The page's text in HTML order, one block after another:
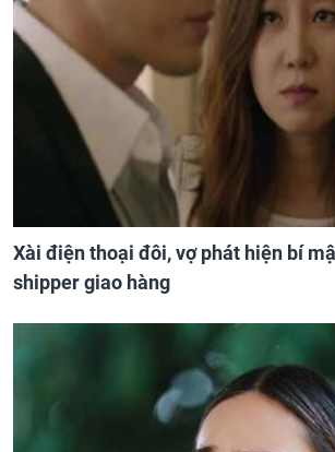
Xài điện thoại đôi, vợ phát hiện bí
shipper giao hàng